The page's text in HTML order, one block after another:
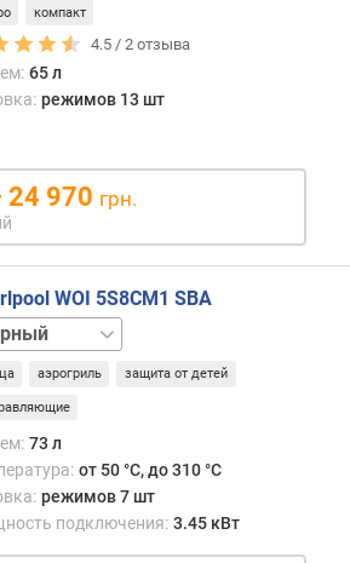
компакт
4.5 /2 отзыва
65 л
режимов 13 шт
24 970 грн.
WOI 5S8CM1 SBA
аэрогриль защита от детей
73 л
от 50 °C, до 310 °C
режимов 7 шт
подключения: 3.45 кВт